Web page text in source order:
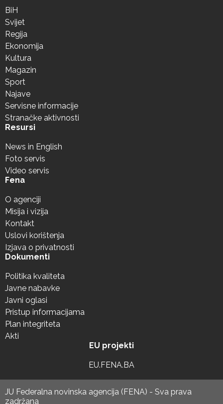
BiH
Svijet
Regija
Ekonomija
Kultura
Magazin
Sport
Najave
Servisne informacije
Stranačke aktivnosti
Resursi
News in English
Foto servis
Video servis
Fena
O agenciji
Misija i vizija
Kontakt
Uslovi korištenja
Izjava o privatnosti
Dokumenti
Politika kvaliteta
Javne nabavke
Javni oglasi
Pristup informacijama
Plan integriteta
Akti
EU projekti
EU.FENA.BA
JU Federalna novinska agencija (FENA) - Sva prava
zadržana